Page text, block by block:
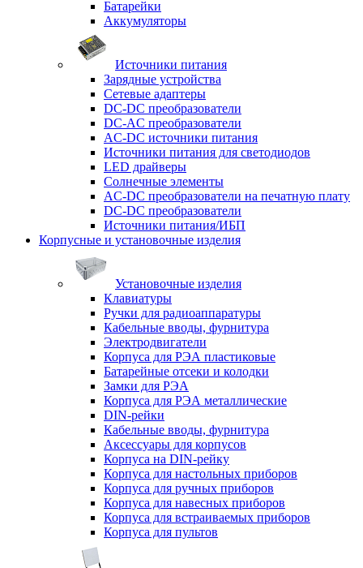
Батарейки
Аккумуляторы
Источники питания
Зарядные устройства
Сетевые адаптеры
DC-DC преобразователи
DC-AC преобразователи
AC-DC источники питания
Источники питания для светодиодов
LED драйверы
Солнечные элементы
AC-DC преобразователи на печатную плату
DC-DC преобразователи
Источники питания/ИБП
Корпусные и установочные изделия
Установочные изделия
Клавиатуры
Ручки для радиоаппаратуры
Кабельные вводы, фурнитура
Электродвигатели
Корпуса для РЭА пластиковые
Батарейные отсеки и колодки
Замки для РЭА
Корпуса для РЭА металлические
DIN-рейки
Кабельные вводы, фурнитура
Аксессуары для корпусов
Корпуса на DIN-рейку
Корпуса для настольных приборов
Корпуса для ручных приборов
Корпуса для навесных приборов
Корпуса для встраиваемых приборов
Корпуса для пультов